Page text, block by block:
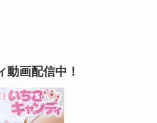
動画配信中！